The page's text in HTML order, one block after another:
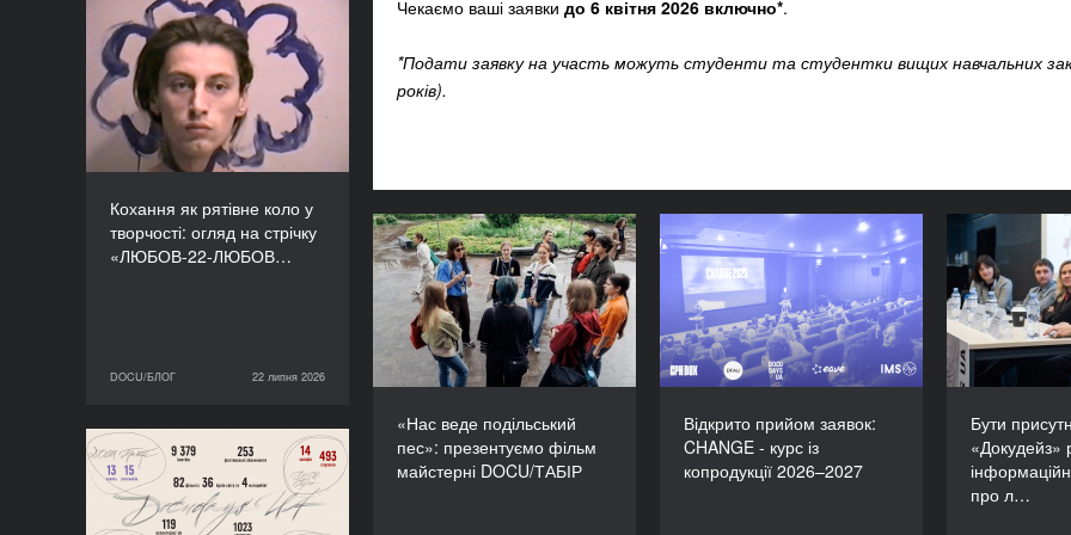
Чекаємо ваші заявки до 6 квітня 2026 включно*.
*Подати заявку на участь можуть студенти та студентки вищих навчальних
років).
Кохання як рятівне коло у
творчості: огляд на стрічку
«ЛЮБОВ-22-ЛЮБОВ…
DOCU/БЛОГ 22 липня 2026
Кохання як рятівне коло
у творчості: огляд на
стрічку «ЛЮБОВ-22-
ЛЮБОВ» Єруна
Койманса
DOCU/БЛОГ
22 липня 2026
«Нас веде подільський
пес»: презентуємо фільм
майстерні DOCU/ТАБІР
«Нас веде подільський
пес»: презентуємо фільм
майстерні DOCU/ТАБІР
Відкрито прийом заявок:
CHANGE - курс із
копродукції 2026–2027
Відкрито прийом заявок:
CHANGE - курс із
копродукції 2026–2027
Бути
«Докудейз»
про л…
Бути
про
Стійкі прості конструкції:
підсумки Docudays UA-
2026